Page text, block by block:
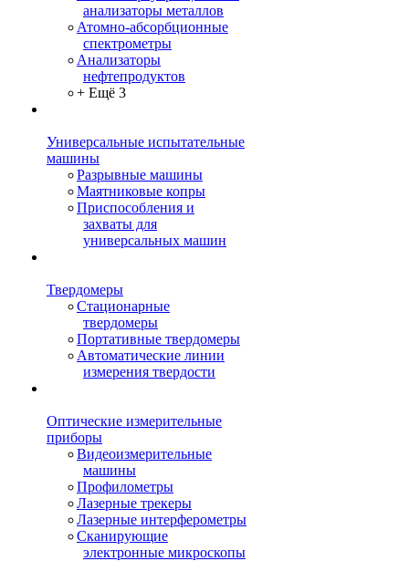
анализаторы металлов
Атомно-абсорбционные
спектрометры
Анализаторы
нефтепродуктов
+ Ещё 3
Универсальные испытательные
машины
Разрывные машины
Маятниковые копры
Приспособления и
захваты для
универсальных машин
Твердомеры
Стационарные
твердомеры
Портативные твердомеры
Автоматические линии
измерения твердости
Оптические измерительные
приборы
Видеоизмерительные
машины
Профилометры
Лазерные трекеры
Лазерные интерферометры
Сканирующие
электронные микроскопы